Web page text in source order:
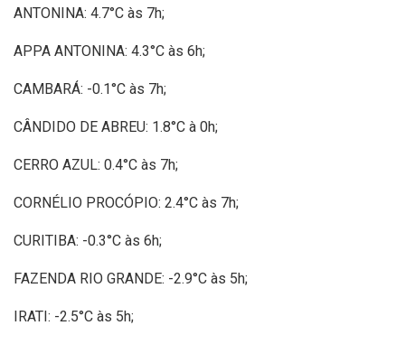
ANTONINA: 4.7°C às 7h;
APPA ANTONINA: 4.3°C às 6h;
CAMBARÁ: -0.1°C às 7h;
CÂNDIDO DE ABREU: 1.8°C à 0h;
CERRO AZUL: 0.4°C às 7h;
CORNÉLIO PROCÓPIO: 2.4°C às 7h;
CURITIBA: -0.3°C às 6h;
FAZENDA RIO GRANDE: -2.9°C às 5h;
IRATI: -2.5°C às 5h;